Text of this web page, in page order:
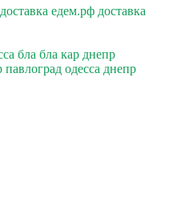
едем.рф доставка
бла бла кар днепр
одесса днепр